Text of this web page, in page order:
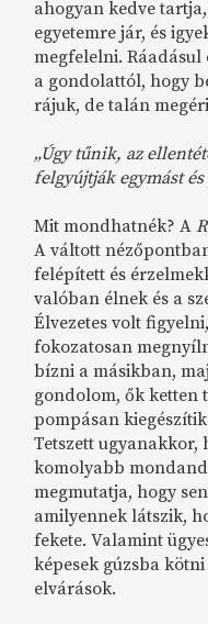
ahogyan kedve
egyetemre jár, és
megfelelni. Ráadásul
a gondolattól, hogy
rájuk, de talán
„Úgy tűnik, az
felgyújtják egymást
Mit mondhatnék? A
A váltott
felépített és
valóban élnek és a
Élvezetes volt
fokozatosan
bízni a másikban,
gondolom, ők ketten
pompásan
Tetszett
komolyabb
megmutatja, hogy
amilyennek látszik,
fekete. Valamint
képesek gúzsba
elvárások.